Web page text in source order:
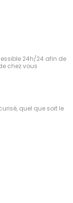
24h/24 afin de
chez vous
quel que soit le